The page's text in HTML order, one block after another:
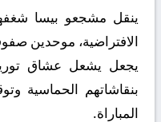
ينقل مشجعو بيسا
الافتراضية، موحدين
يجعل يشعل عشاق
بنقاشاتهم الحماسية
المباراة.